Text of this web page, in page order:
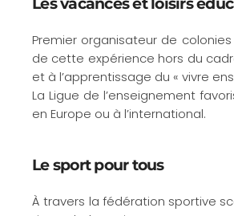
Premier organisateur de
de cette expérience hors du
et à l’apprentissage du « vivre
La Ligue de l’enseignement
en Europe ou à l’international.
Le sport pour tous
À travers la fédération sportive